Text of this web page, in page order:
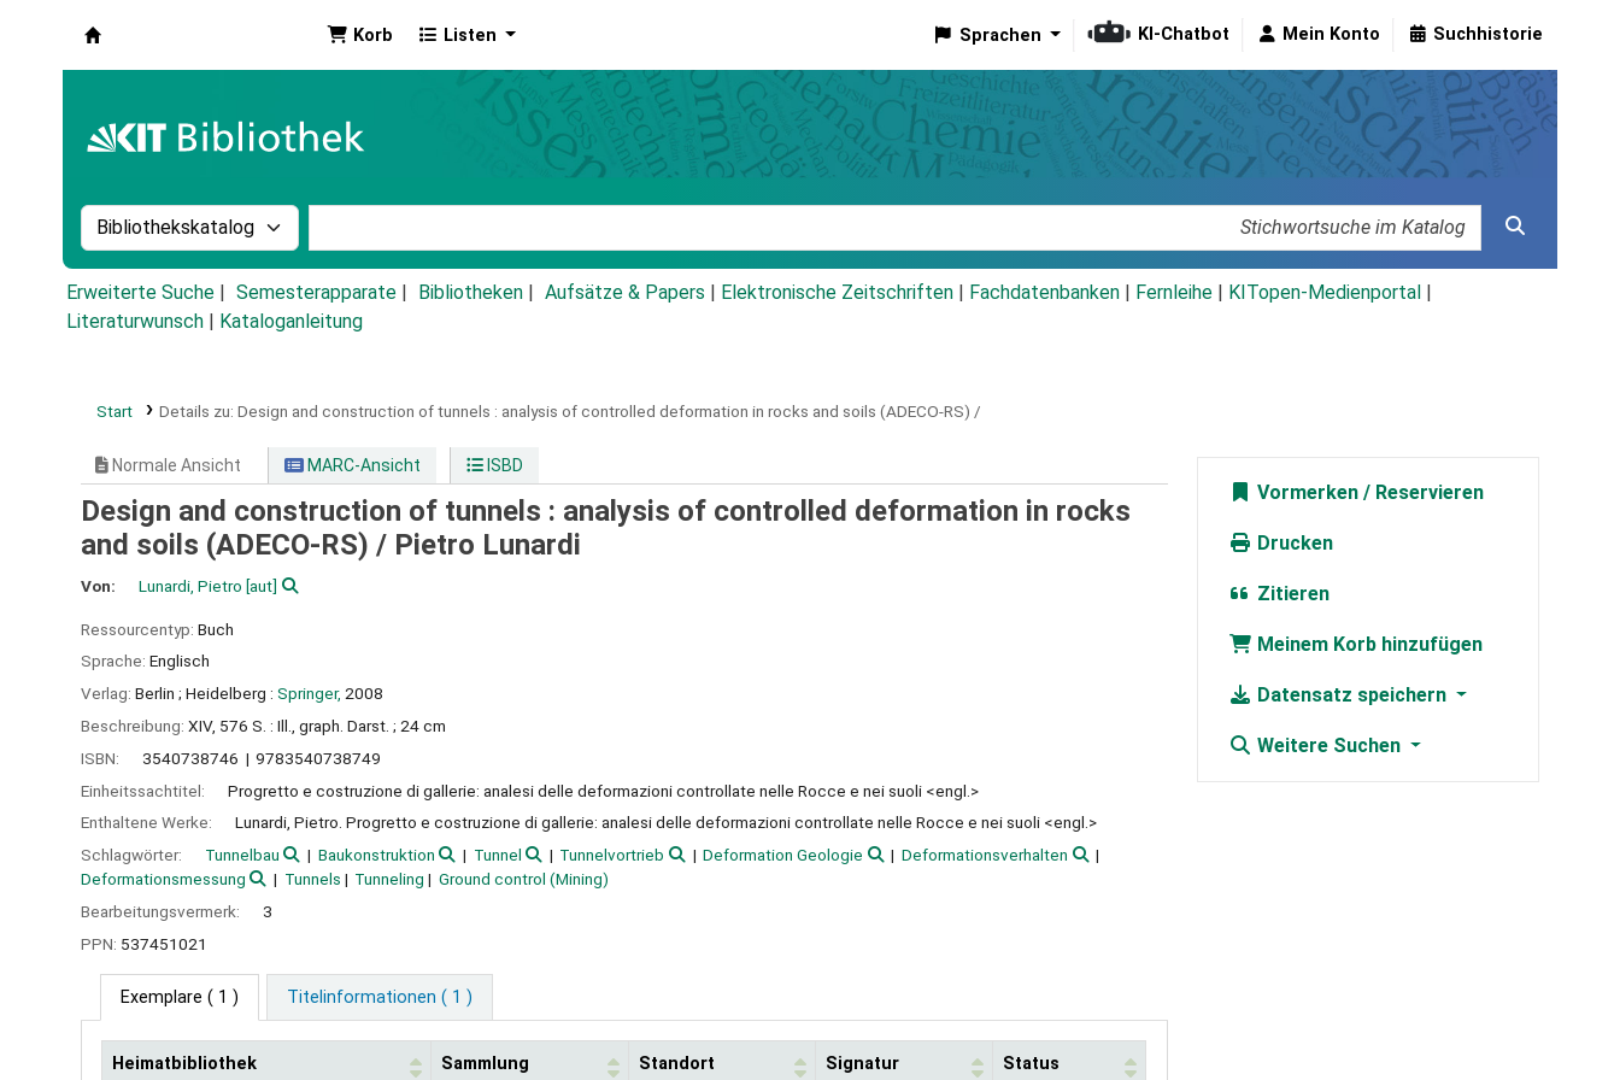
Korb Listen Sprachen KI-Chatbot Mein Konto Suchhistorie
Suche im Katalog nach:
Erweiterte Suche Semesterapparate Bibliotheken Aufsätze & Papers Elektronische Zeitschriften Fachdatenbanken Fernleihe KITopen-Medienportal
Literaturwunsch
Kataloganleitung
Start Details zu: Design and construction of tunnels : analysis of controlled deformation in rocks and soils (ADECO-RS) /
Normale Ansicht MARC-Ansicht ISBD
Design and construction of tunnels : analysis of controlled deformation in rocks
and soils (ADECO-RS) / Pietro Lunardi
Von: Lunardi, Pietro [aut]
Ressourcentyp: Buch
Sprache: Englisch
Verlag: Berlin ; Heidelberg : Springer, 2008
Beschreibung: XIV, 576 S. : Ill., graph. Darst. ; 24 cm
ISBN:
3540738746
9783540738749
Einheitssachtitel:
Progretto e costruzione di gallerie: analesi delle deformazioni controllate nelle Rocce e nei suoli <engl.>
Enthaltene Werke:
Lunardi, Pietro. Progretto e costruzione di gallerie: analesi delle deformazioni controllate nelle Rocce e nei suoli <engl.>
Schlagwörter:
Tunnelbau Baukonstruktion Tunnel Tunnelvortrieb Deformation Geologie
Deformationsverhalten
Deformationsmessung
Tunnels Tunneling
Ground control (Mining)
Bearbeitungsvermerk:
3
PPN: 537451021
Exemplare ( 1 ) Titelinformationen ( 1 )
Heimatbibliothek Sammlung Standort Signatur Status
Vormerken
Drucken
Zitieren
Meinem Korb hinzufügen
Datensatz speichern
Weitere Suchen